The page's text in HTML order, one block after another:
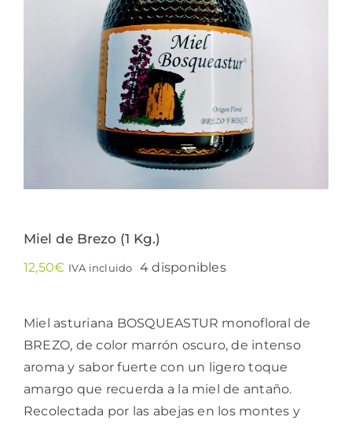
Miel de Brezo (1 Kg.)
12,50€ IVA incluido 4 disponibles
Miel asturiana BOSQUEASTUR monofloral de
BREZO, de color marrón oscuro, de intenso
aroma y sabor fuerte con un ligero toque
amargo que recuerda a la miel de antaño.
Recolectada por las abejas en los montes y